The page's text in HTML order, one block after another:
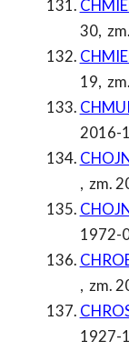
30,
19,
2016-
, zm.
1972-
, zm.
1927-